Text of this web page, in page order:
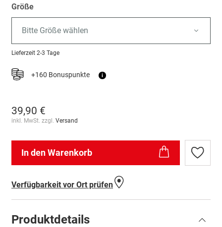
Größe
Bitte Größe wählen
Lieferzeit 2-3 Tage
+160 Bonuspunkte i
39,90 €
inkl. MwSt. zzgl. Versand
In den Warenkorb
Zur
Verfügbarkeit vor Ort prüfen
Produktdetails